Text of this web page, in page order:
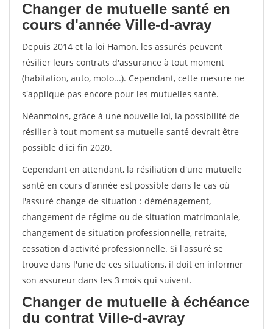
Changer de mutuelle santé en
cours d'année Ville-d-avray
Depuis 2014 et la loi Hamon, les assurés peuvent
résilier leurs contrats d'assurance à tout moment
(habitation, auto, moto...). Cependant, cette mesure ne
s'applique pas encore pour les mutuelles santé.
Néanmoins, grâce à une nouvelle loi, la possibilité de
résilier à tout moment sa mutuelle santé devrait être
possible d'ici fin 2020.
Cependant en attendant, la résiliation d'une mutuelle
santé en cours d'année est possible dans le cas où
l'assuré change de situation : déménagement,
changement de régime ou de situation matrimoniale,
changement de situation professionnelle, retraite,
cessation d'activité professionnelle. Si l'assuré se
trouve dans l'une de ces situations, il doit en informer
son assureur dans les 3 mois qui suivent.
Changer de mutuelle à échéance
du contrat Ville-d-avray